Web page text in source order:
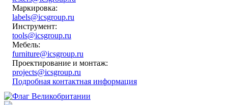
Маркировка:
labels@icsgroup.ru
Инструмент:
tools@icsgroup.ru
Мебель:
furniture@icsgroup.ru
Проектирование и монтаж:
projects@icsgroup.ru
Подробная контактная информация